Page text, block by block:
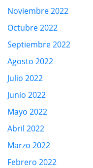
Noviembre 2022
Octubre 2022
Septiembre 2022
Agosto 2022
Julio 2022
Junio 2022
Mayo 2022
Abril 2022
Marzo 2022
Febrero 2022